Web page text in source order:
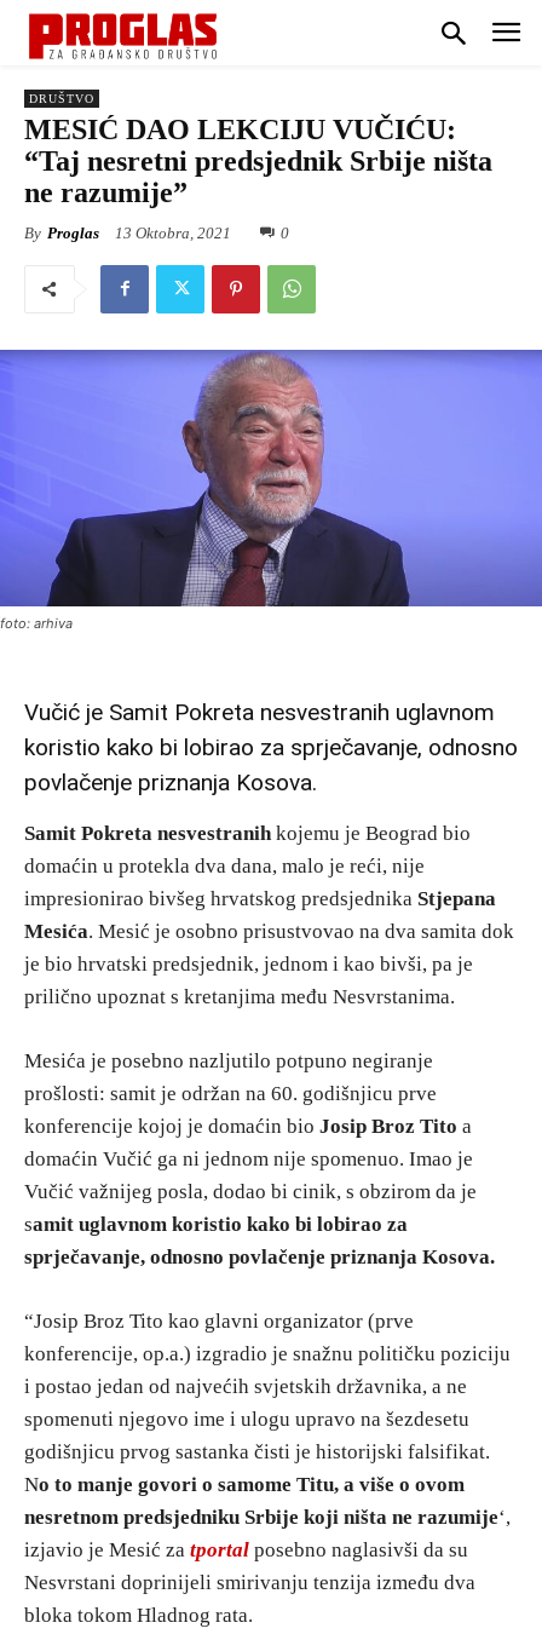
DRUŠTVO
MESIĆ DAO LEKCIJU VUČIĆU:
“Taj nesretni predsjednik Srbije ništa
ne razumije”
By Proglas 13 Oktobra, 2021 0
foto: arhiva
Vučić je Samit Pokreta nesvestranih uglavnom
koristio kako bi lobirao za sprječavanje, odnosno
povlačenje priznanja Kosova.
Samit Pokreta nesvestranihkojemu je Beograd bio
domaćin u protekla dva dana, malo je reći, nije
impresionirao bivšeg hrvatskog predsjednika Stjepana
Mesića. Mesić je osobno prisustvovao na dva samita dok
je bio hrvatski predsjednik, jednom i kao bivši, pa je
prilično upoznat s kretanjima među Nesvrstanima.
Mesića je posebno nazljutilo potpuno negiranje
prošlosti: samit je održan na 60. godišnjicu prve
konferencije kojoj je domaćin bio Josip Broz Tito a
domaćin Vučić ga ni jednom nije spomenuo. Imao je
Vučić važnijeg posla, dodao bi cinik, s obzirom da je
samit uglavnom koristio kako bi lobirao za
sprječavanje, odnosno povlačenje priznanja Kosova.
“Josip Broz Tito kao glavni organizator (prve
konferencije, op.a.) izgradio je snažnu političku poziciju
i postao jedan od najvećih svjetskih državnika, a ne
spomenuti njegovo ime i ulogu upravo na šezdesetu
godišnjicu prvog sastanka čisti je historijski falsifikat.
No to manje govori o samome Titu, a više o ovom
nesretnom predsjedniku Srbije koji ništa ne razumije‘,
izjavio je Mesić za tportal posebno naglasivši da su
Nesvrstani doprinijeli smirivanju tenzija između dva
bloka tokom Hladnog rata.